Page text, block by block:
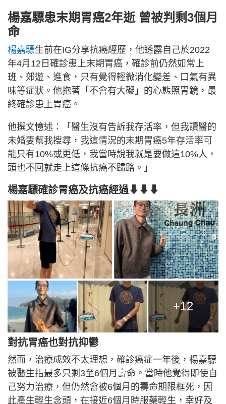
楊嘉驃患末期胃癌2年逝 曾被判剩3個月
命
楊嘉驃生前在IG分享抗癌經歷，他透露自己於2022
年4月12日確診患上末期胃癌，確診前仍然如常上
班、郊遊、進食，只有覺得輕微消化變差、口氣有異
味等症狀。他抱著「不會有大礙」的心態照胃鏡，最
終確診患上胃癌。
他撰文憶述：「醫生沒有告訴我存活率，但我讀醫的
未婚妻幫我搜尋，我這情況的末期胃癌5年存活率可
能只有10%或更低，我當時說我就是要做這10%人，
頭也不回就走上這條抗癌不歸路。」
楊嘉驃確診胃癌及抗癌經過⬇⬇⬇
+12
對抗胃癌也對抗抑鬱
然而，治療成效不太理想，確診癌症一年後，楊嘉驃
被醫生指最多只剩3至6個月壽命。當時他覺得即使自
己努力治療，但仍然會被6個月的壽命期限框死，因
此產生輕生念頭，在接近6個月時服藥輕生，幸好及